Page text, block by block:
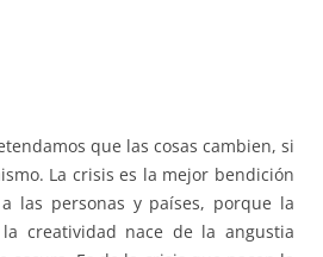
que las cosas cambien, si
La crisis es la mejor bendición
las personas y países, porque la
creatividad nace de la angustia